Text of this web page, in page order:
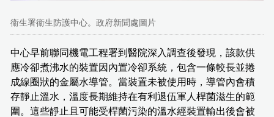
衞生署衞生防護中心。政府新聞處圖片
中心早前聯同機電工程署到醫院深入調查後發現，該款供
應冷卻煮沸水的裝置因內置冷卻系統，包含一條較長並捲
成線圈狀的金屬水導管。當裝置未被使用時，導管內會積
存靜止溫水，溫度長期維持在有利退伍軍人桿菌滋生的範
圍。這些靜止且可能受桿菌污染的溫水經裝置輸出後會被